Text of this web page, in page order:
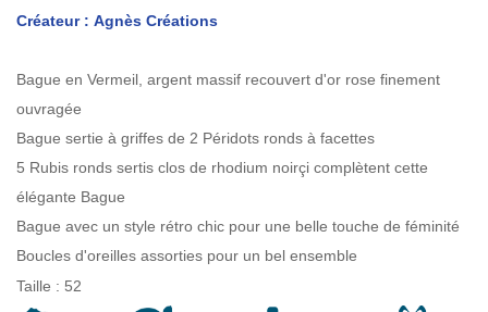
Créateur : Agnès Créations
Bague en Vermeil, argent massif recouvert d'or rose finement
ouvragée
Bague sertie à griffes de 2 Péridots ronds à facettes
5 Rubis ronds sertis clos de rhodium noirçi complètent cette
élégante Bague
Bague avec un style rétro chic pour une belle touche de féminité
Boucles d'oreilles assorties pour un bel ensemble
Taille : 52